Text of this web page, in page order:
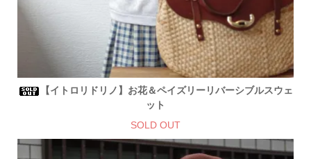
【イトロリドリノ】お花＆ペイズリーリバーシブルスウェ
ット
SOLD OUT